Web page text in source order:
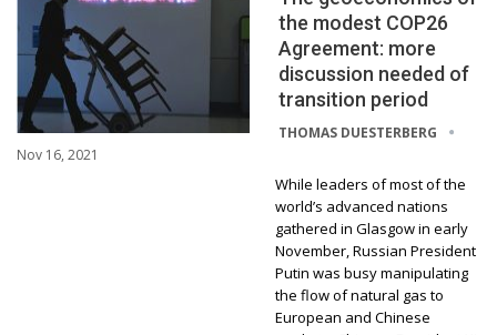
the modest COP26
Agreement: more
discussion needed of
transition period
THOMAS DUESTERBERG
Nov 16, 2021
While leaders of most of the
world’s advanced nations
gathered in Glasgow in early
November, Russian President
Putin was busy manipulating
the flow of natural gas to
European and Chinese